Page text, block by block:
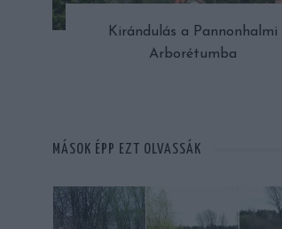
Kirándulás a Pannonhalmi
Arborétumba
MÁSOK ÉPP EZT OLVASSÁK